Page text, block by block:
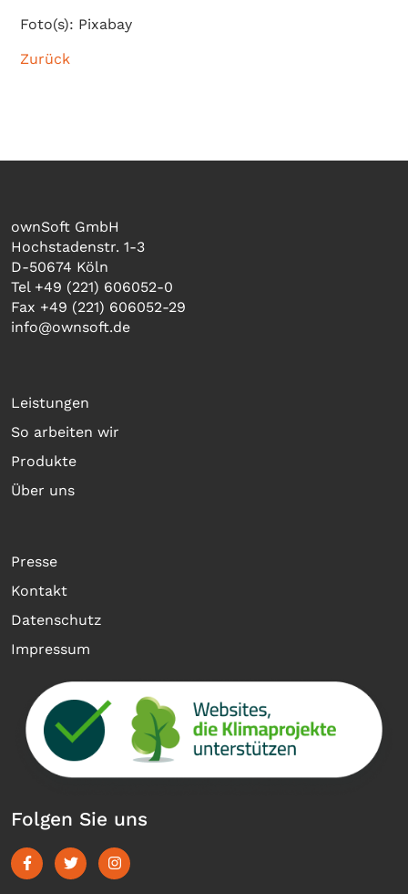
Foto(s): Pixabay
Zurück
ownSoft GmbH
Hochstadenstr. 1-3
D-50674 Köln
Tel +49 (221) 606052-0
Fax +49 (221) 606052-29
info@ownsoft.de
Leistungen
So arbeiten wir
Produkte
Über uns
Presse
Kontakt
Datenschutz
Impressum
Folgen Sie uns